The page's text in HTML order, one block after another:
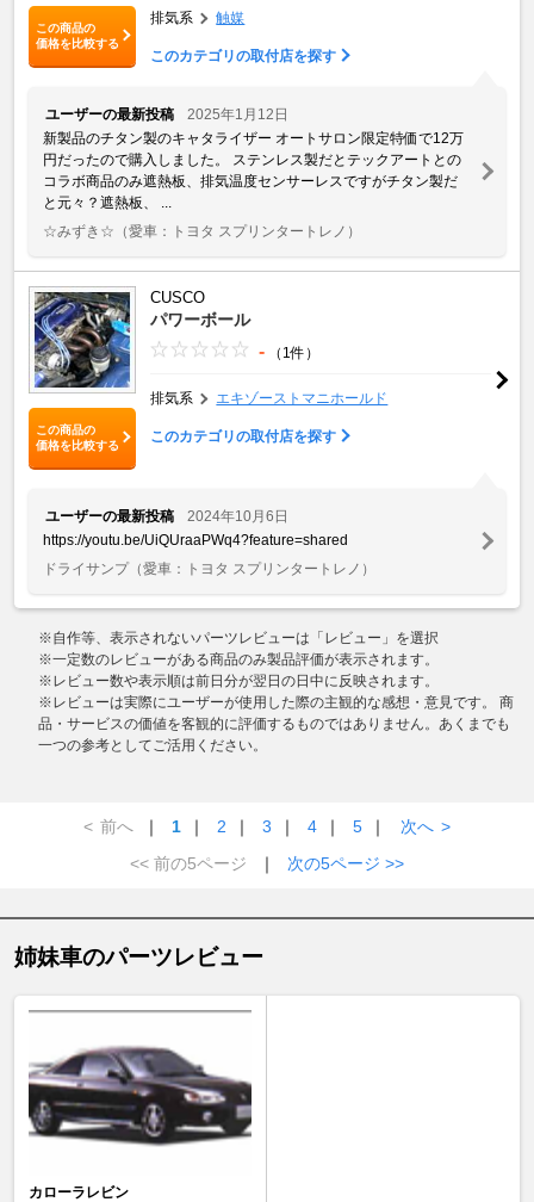
この商品の
価格を比較する
排気系 触媒
このカテゴリの取付店を探す
ユーザーの最新投稿
2025年1月12日
新製品のチタン製のキャタライザー オートサロン限定特価で12万
円だったので購入しました。 ステンレス製だとテックアートとの
コラボ商品のみ遮熱板、排気温度センサーレスですがチタン製だ
と元々？遮熱板、 ...
☆みずき☆ （愛車：トヨタ スプリンタートレノ）
この商品の
価格を比較する
CUSCO
パワーボール
- （1件）
排気系 エキゾーストマニホールド
このカテゴリの取付店を探す
ユーザーの最新投稿
2024年10月6日
https://youtu.be/UiQUraaPWq4?feature=shared
ドライサンプ（愛車：トヨタ スプリンタートレノ）
※自作等、表示されないパーツレビューは「レビュー」を選択
※一定数のレビューがある商品のみ製品評価が表示されます。
※レビュー数や表示順は前日分が翌日の日中に反映されます。
※レビューは実際にユーザーが使用した際の主観的な感想・意見です。 商
品・サービスの価値を客観的に評価するものではありません。あくまでも
一つの参考としてご活用ください。
< 前へ ｜ 1 ｜ 2 ｜ 3 ｜ 4 ｜ 5 ｜ 次へ >
<< 前の5ページ
｜ 次の5ページ >>
姉妹車のパーツレビュー
カローラレビン